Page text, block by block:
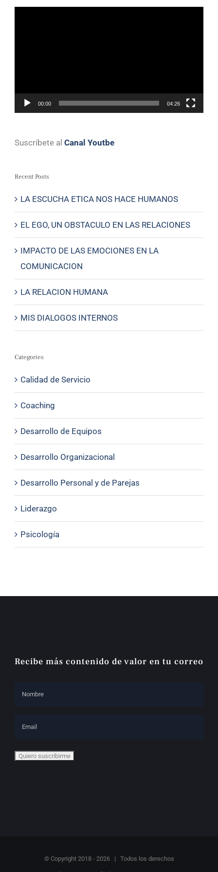
00:00 04:26
Suscríbete al Canal Youtbe
Recent Posts
LA ESCUCHA ETICA NOS HACE HUMANOS
EL EGO, UN OBSTACULO EN LAS RELACIONES
IMPACTO DE LAS EMOCIONES EN LA
COMUNICACION
LA RELACION HUMANA
MIS DIALOGOS INTERNOS
Categories
Calidad de Servicio
Coaching
Desarrollo de Equipos
Desarrollo Organizacional
Desarrollo Personal y de Parejas
Liderazgo
Psicología
Recibe más contenido de valor en tu correo
© Copyright 2018 - 2026 | Todos los derechos